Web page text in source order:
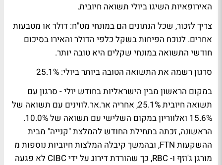
האירופאיות השיגו ביולי תשואה חיובית.
צריך לזכור, שכל הנתונים הם במונחי מט"ח: דולר או מטבעות
אחרים. לנוכח הפיחות בשקל כלפי הדולר והאירו בסיכום
חודשי התשואה במונחי שקלים היא טובה יותר.
סרגון רשמה את התשואה הטובה ביותר ביולי: 25.1%
במקום הראשון מבין הישראליות בחודש יולי - סרגון עם
תשואה חיובית 25.1%, אחריה אר.אר.לווינים עם תשואה של
15.6% ואלווריון במקום השלישי עם תשואה של 10.0%.
הראשונה, זכתה בתחילת החודש להמלצת "קנייה" מבית
ההשקעות FTN, ובהמשך קיבלה המלצות חיוביות נוספות מ
מורגן ג'וזף ו- RBC, כך שהורדת דירוג על ידי CIBC לא פגעה